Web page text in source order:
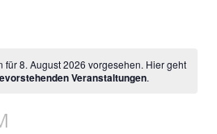
für 8. August 2026 vorgesehen. Hier geht
Veranstaltungen.